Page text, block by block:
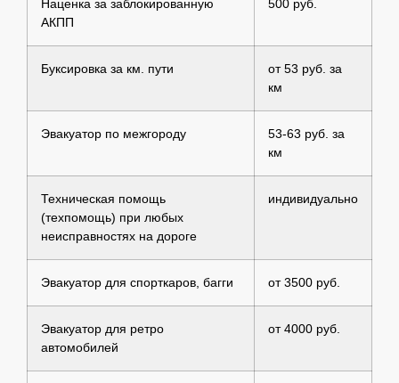
Наценка за заблокированную
АКПП
500 руб.
Буксировка за км. пути
от 53 руб. за
км
Эвакуатор по межгороду
53-63 руб. за
км
Техническая помощь
(техпомощь) при любых
неисправностях на дороге
индивидуально
Эвакуатор для спорткаров, багги от 3500 руб.
Эвакуатор для ретро
автомобилей
от 4000 руб.